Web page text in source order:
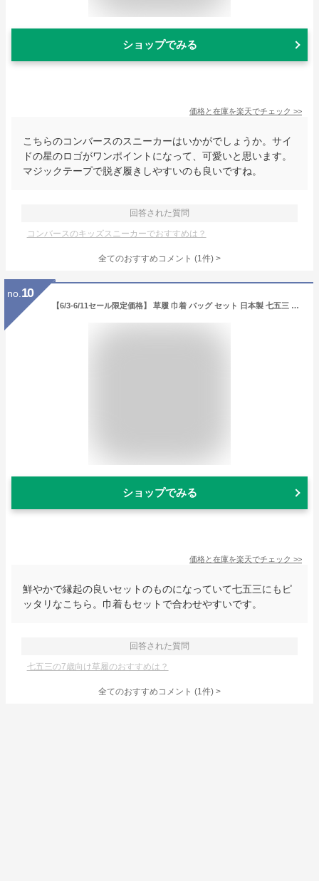
ショップでみる
価格と在庫を楽天でチェック >>
こちらのコンバースのスニーカーはいかがでしょうか。サイ
ドの星のロゴがワンポイントになって、可愛いと思います。
マジックテープで脱ぎ履きしやすいのも良いですね。
回答された質問
コンバースのキッズスニーカーでおすすめは？
全てのおすすめコメント (1件) >
no. 10
【6/3-6/11セール限定価格】 草履 巾着 バッグ セット 日本製 七五三 古典柄 ぞうり きんちゃく 7歳 七歳 3歳 三歳 5歳 五歳 { 草履 卒園式 バッグ セット 巾着 女の子 子供
ショップでみる
価格と在庫を楽天でチェック >>
鮮やかで縁起の良いセットのものになっていて七五三にもピ
ッタリなこちら。巾着もセットで合わせやすいです。
回答された質問
七五三の7歳向け草履のおすすめは？
全てのおすすめコメント (1件) >